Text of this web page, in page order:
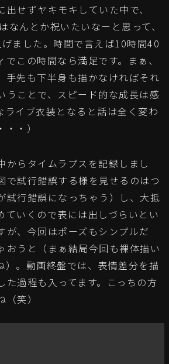
出せずヤキモキしていた中で、
なんとか祝いたいなーと思って、
ました。時間で言えば10時間40
この時間なら満足です。まぁ、
手先も下半身も描かなければそれ
うことで、スピード的な成長は感
ライブ衣装となると話は全く変わ
・）
らタイムラプスを記録しまし
で試行錯誤する様を見せるのはつ
試行錯誤になっちゃう）し、大抵
ていくので表には出しづらいとい
が、今回はポーズもシンプルだ
おうと（まぁ結局今回も裸体描い
）。動画終盤では、表情差分を描
た過程も入ってます。こっちの方
笑）